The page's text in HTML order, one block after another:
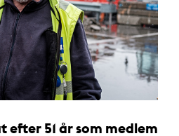
efter 51 år som medlem